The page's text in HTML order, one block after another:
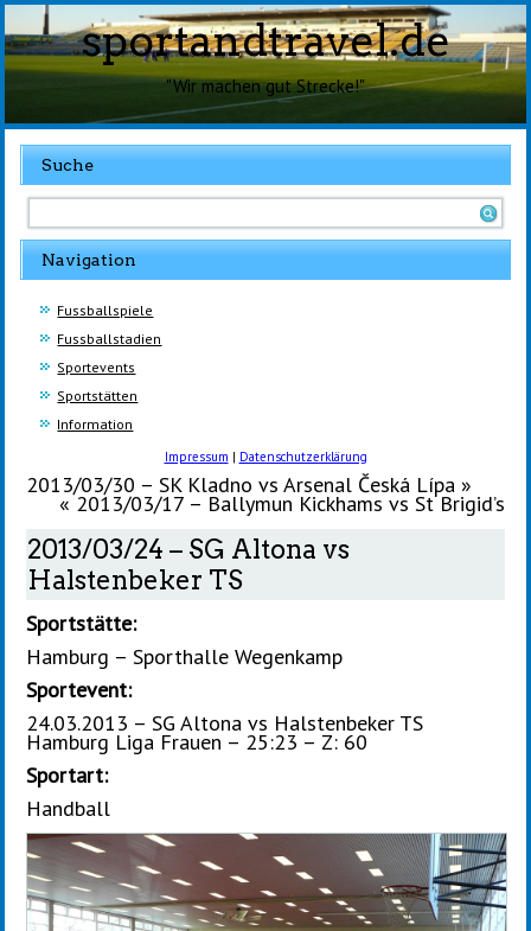
sportandtravel.de
"Wir machen gut Strecke!"
Suche
Navigation
Fussballspiele
Fussballstadien
Sportevents
Sportstätten
Information
Impressum | Datenschutzerklärung
2013/03/30 – SK Kladno vs Arsenal Česká Lípa »
«2013/03/17 – Ballymun Kickhams vs St Brigid’s
2013/03/24 – SG Altona vs
Halstenbeker TS
Sportstätte:
Hamburg – Sporthalle Wegenkamp
Sportevent:
24.03.2013 – SG Altona vs Halstenbeker TS
Hamburg Liga Frauen – 25:23 – Z: 60
Sportart:
Handball